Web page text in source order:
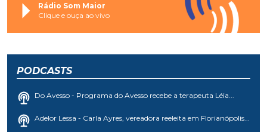
Rádio Som Maior
Clique e ouça ao vivo
PODCASTS
Do Avesso - Programa do Avesso recebe a terapeuta Léia...
Adelor Lessa - Carla Ayres, vereadora reeleita em Florianópolis...